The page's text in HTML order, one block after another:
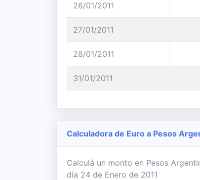
26/01/2011
27/01/2011
28/01/2011
31/01/2011
Calculadora de Euro a Pesos
Calculá un monto en Pesos
día 24 de Enero de 2011